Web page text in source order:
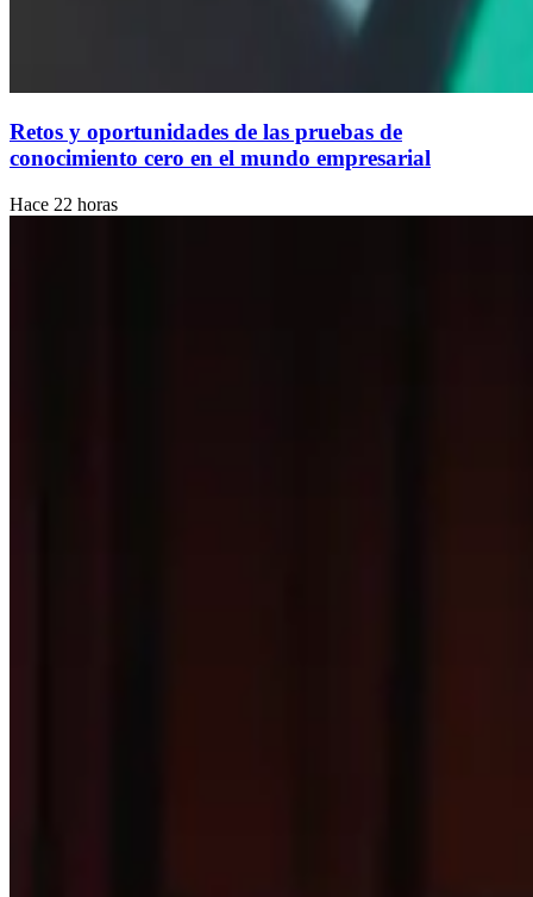
Retos y oportunidades de las pruebas de
conocimiento cero en el mundo empresarial
Hace 22 horas